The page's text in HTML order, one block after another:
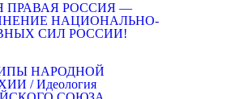
ПРАВАЯ РОССИЯ —
НАЦИОНАЛЬНО-
СИЛ РОССИИ!
НАРОДНОЙ
/ Идеология